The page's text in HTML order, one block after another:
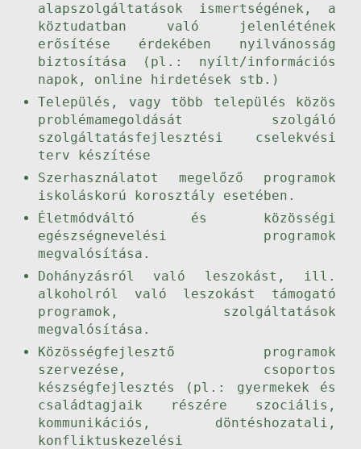
alapszolgáltatások ismertségének, a
köztudatban való jelenlétének
erősítése érdekében nyilvánosság
biztosítása (pl.: nyílt/információs
napok, online hirdetések stb.)
Település, vagy több település közös
problémamegoldását szolgáló
szolgáltatásfejlesztési cselekvési
terv készítése
Szerhasználatot megelőző programok
iskoláskorú korosztály esetében.
Életmódváltó és közösségi
egészségnevelési programok
megvalósítása.
Dohányzásról való leszokást, ill.
alkoholról való leszokást támogató
programok, szolgáltatások
megvalósítása.
Közösségfejlesztő programok
szervezése, csoportos
készségfejlesztés (pl.: gyermekek és
családtagjaik részére szociális,
kommunikációs, döntéshozatali,
konfliktuskezelési